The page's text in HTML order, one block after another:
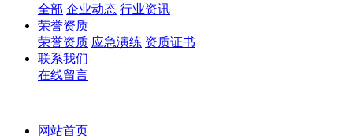
全部 企业动态 行业资讯
荣誉资质
荣誉资质 应急演练 资质证书
联系我们
在线留言
网站首页